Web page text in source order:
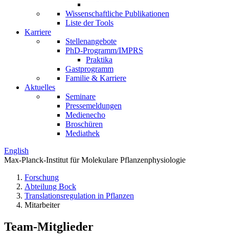
Wissenschaftliche Publikationen
Liste der Tools
Karriere
Stellenangebote
PhD-Programm/IMPRS
Praktika
Gastprogramm
Familie & Karriere
Aktuelles
Seminare
Pressemeldungen
Medienecho
Broschüren
Mediathek
English
Max-Planck-Institut für Molekulare Pflanzenphysiologie
Forschung
Abteilung Bock
Translations­regulation in Pflanzen
Mitarbeiter
Team-Mitglieder